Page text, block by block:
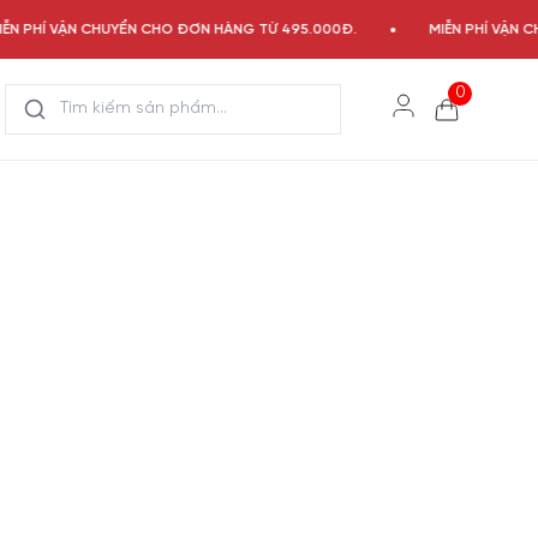
PHÍ VẬN CHUYỂN CHO ĐƠN HÀNG TỪ 495.000Đ. MIỄN PHÍ VẬN
0